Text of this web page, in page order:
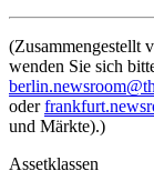
(Zusammengestellt
wenden Sie sich
oder
und Märkte).)
Assetklassen